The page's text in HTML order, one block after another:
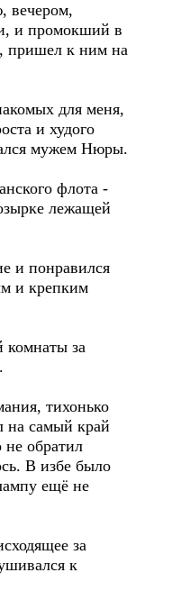
вечером,
и промокший в
пришел к ним на
для меня,
и худого
мужем Нюры.
флота -
лежащей
и понравился
и крепким
комнаты за
тихонько
на самый край
не обратил
В избе было
ещё не
за
к